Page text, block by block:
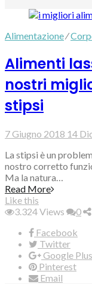
Alimentazione⁄
Alimenti
nostri
stipsi
7 Giugno 2018 14
La stipsi è un
nostro corretto
Ma la natura…
Read More
Like this
3.324Views
0
Facebook
Twitter
Google Plus
Pinterest
Email